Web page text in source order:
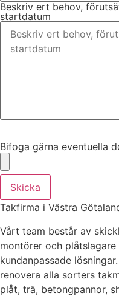
Beskriv ert behov,
startdatum
Bifoga gärna eventuella
Skicka
Takfirma i Västra
Vårt team består av
montörer och
kundanpassade
renovera alla sorters
plåt, trä, betongpannor,